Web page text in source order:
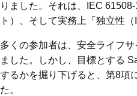
りました。それは、IEC
ト）、そして実務上「独立性
多くの参加者は、安全ライフ
ました。しかし、目標とする
するかを掘り下げると、第8項
た。